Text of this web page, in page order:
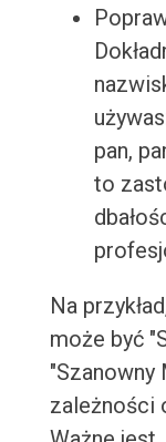
pan,
to
Na
może być
"Szanowny
zależności